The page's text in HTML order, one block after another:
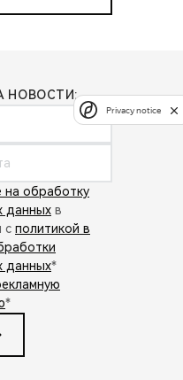
НОВОСТИ:
на обработку
данных в
с политикой в
данных*
*
Privacy notice